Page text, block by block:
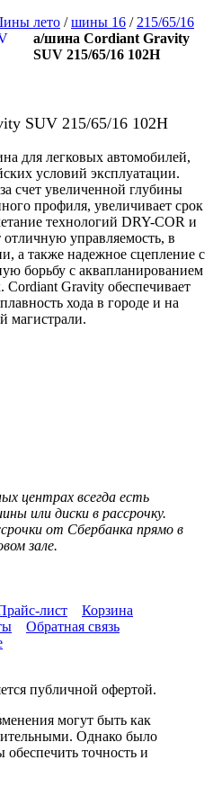
лето /шины 16 / 215/65/16
а/шина Cordiant Gravity
SUV 215/65/16 102H
SUV 215/65/16 102H
для легковых автомобилей,
условий эксплуатации.
счет увеличенной глубины
профиля, увеличивает срок
технологий DRY-COR и
управляемость, в
а также надежное сцепление с
борьбу с аквапланированием
Cordiant Gravity обеспечивает
хода в городе и на
магистрали.
центрах всегда есть
или диски в рассрочку.
от Сбербанка прямо в
зале.
лист
Корзина
Обратная связь
публичной офертой.
могут быть как
Однако было
точность и